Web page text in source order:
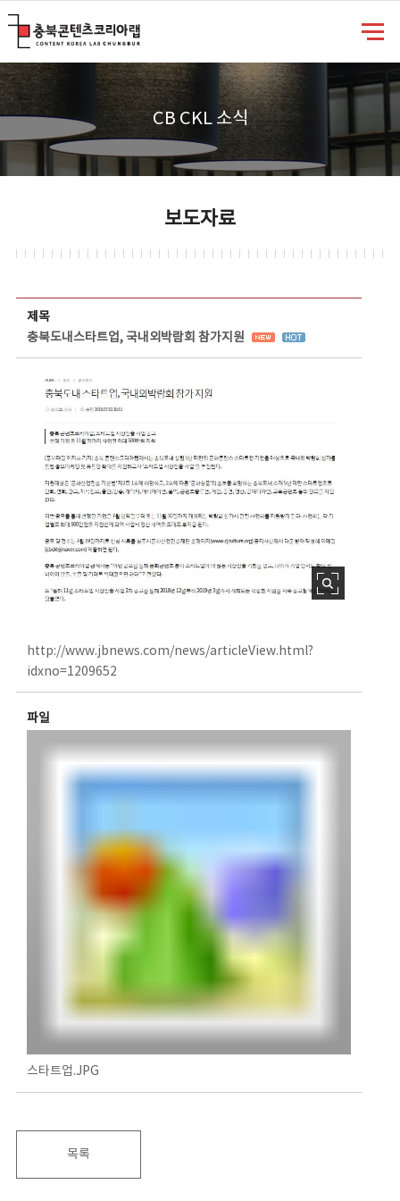
CB CKL 소식
보도자료
제목
충북도내스타트업, 국내외박람회 참가지원
http://www.jbnews.com/news/articleView.html?
idxno=1209652
파일
스타트업.JPG
목록